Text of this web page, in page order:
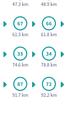
47.3 km 48.9 km
61.3 km 61.8 km
74.6 km 78.8 km
91.7 km 92.2 km